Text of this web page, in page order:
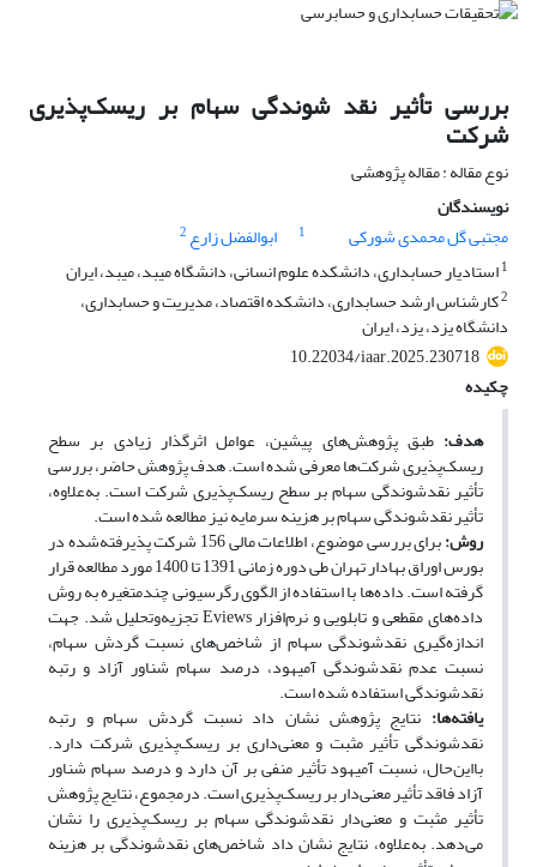
بررسی تأثیر نقد شوندگی سهام بر ریسک‌پذیری
شرکت
نوع مقاله : مقاله پژوهشی
نویسندگان
مجتبی گل محمدی شورکی
1 ابوالفضل زارع 2
1استادیار حسابداری، دانشکده علوم انسانی، دانشگاه میبد، میبد، ایران
2کارشناس ارشد حسابداری، دانشکده اقتصاد، مدیریت و حسابداری،
دانشگاه یزد، یزد، ایران
10.22034/iaar.2025.230718
چکیده
هدف: طبق پژوهش‌های پیشین، عوامل اثرگذار زیادی بر سطح
ریسک‌پذیری شرکت‌ها معرفی شده است. هدف پژوهش حاضر، بررسی
تأثیر نقدشوندگی سهام بر سطح ریسک‌پذیری شرکت است. به‌علاوه،
تأثیر نقدشوندگی سهام بر هزینه سرمایه نیز مطالعه شده است.
روش: برای بررسی موضوع، اطلاعات مالی 156 شرکت پذیرفته‌شده در
بورس اوراق بهادار تهران طی دوره زمانی 1391 تا 1400 مورد مطالعه قرار
گرفته است. داده‌ها با استفاده از الگوی رگرسیونی چندمتغیره به روش
داده‌های مقطعی و تابلویی و نرم‌افزار Eviews تجزیه‌وتحلیل شد. جهت
اندازه‌گیری نقدشوندگی سهام از شاخص‌های نسبت گردش سهام،
نسبت عدم نقدشوندگی آمیهود، درصد سهام شناور آزاد و رتبه
نقدشوندگی استفاده شده است.
یافته‌ها: نتایج پژوهش نشان داد نسبت گردش سهام و رتبه
نقدشوندگی تأثیر مثبت و معنی‌داری بر ریسک‌پذیری شرکت دارد.
بااین‌حال، نسبت آمیهود تأثیر منفی بر آن دارد و درصد سهام شناور
آزاد فاقد تأثیر معنی‌دار بر ریسک‌پذیری است. درمجموع، نتایج پژوهش
تأثیر مثبت و معنی‌دار نقدشوندگی سهام بر ریسک‌پذیری را نشان
می‌دهد. به‌علاوه، نتایج نشان داد شاخص‌های نقدشوندگی بر هزینه